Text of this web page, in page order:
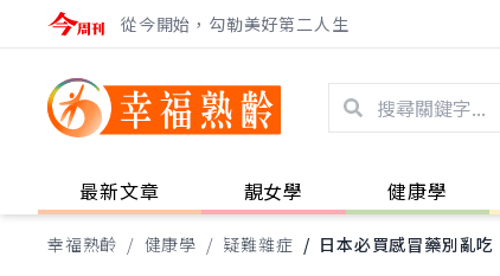
從今開始，勾勒美好第二人生
最新文章 靚女學 健康學
幸福熟齡 / 健康學 / 疑難雜症 / 日本必買感冒藥別亂